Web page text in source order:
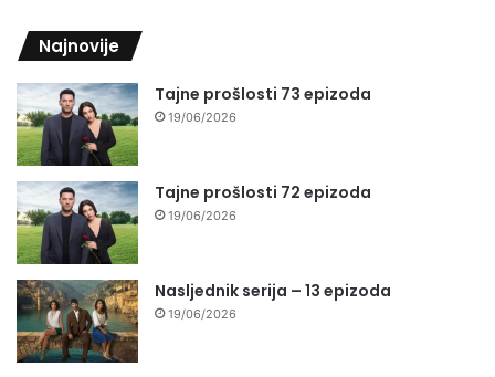
Najnovije
Tajne prošlosti 73 epizoda
19/06/2026
Tajne prošlosti 72 epizoda
19/06/2026
Nasljednik serija – 13 epizoda
19/06/2026